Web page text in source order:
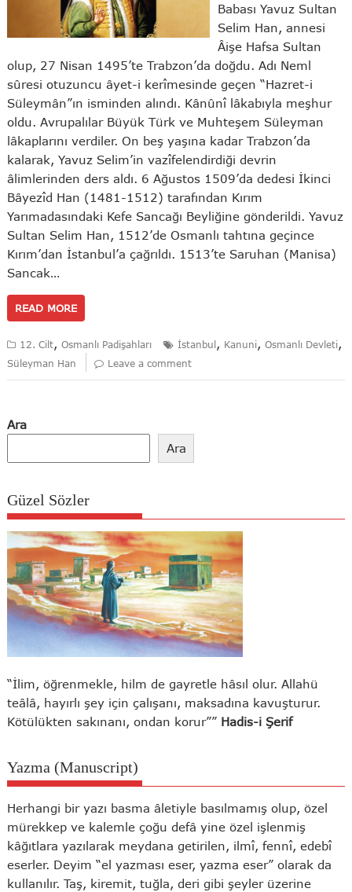
Babası Yavuz Sultan
Selim Han, annesi
Âişe Hafsa Sultan
olup, 27 Nisan 1495’te Trabzon’da doğdu. Adı Neml
sûresi otuzuncu âyet-i kerîmesinde geçen “Hazret-i
Süleymân”ın isminden alındı. Kânûnî lâkabıyla meşhur
oldu. Avrupalılar Büyük Türk ve Muhteşem Süleyman
lâkaplarını verdiler. On beş yaşına kadar Trabzon’da
kalarak, Yavuz Selim’in vazîfelendirdiği devrin
âlimlerinden ders aldı. 6 Ağustos 1509’da dedesi İkinci
Bâyezîd Han (1481-1512) tarafından Kırım
Yarımadasındaki Kefe Sancağı Beyliğine gönderildi. Yavuz
Sultan Selim Han, 1512’de Osmanlı tahtına geçince
Kırım’dan İstanbul’a çağrıldı. 1513’te Saruhan (Manisa)
Sancak…
READ MORE
12. Cilt,Osmanlı Padişahları İstanbul , Kanuni,Osmanlı Devleti,
Süleyman Han Leave a comment
Ara
Ara
Güzel Sözler
“İlim, öğrenmekle, hilm de gayretle hâsıl olur. Allahü
teâlâ, hayırlı şey için çalışanı, maksadına kavuşturur.
Kötülükten sakınanı, ondan korur”” Hadis-i Şerif
Yazma (Manuscript)
Herhangi bir yazı basma âletiyle basılmamış olup, özel
mürekkep ve kalemle çoğu defâ yine özel işlenmiş
kâğıtlara yazılarak meydana getirilen, ilmî, fennî, edebî
eserler. Deyim “el yazması eser, yazma eser” olarak da
kullanılır. Taş, kiremit, tuğla, deri gibi şeyler üzerine